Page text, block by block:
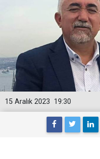
19:30
15 Aralık 2023